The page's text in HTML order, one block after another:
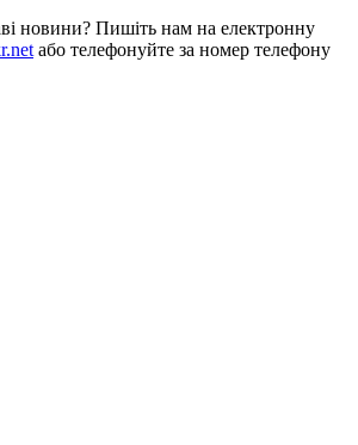
новини? Пишіть нам на електронну
або телефонуйте за номер телефону